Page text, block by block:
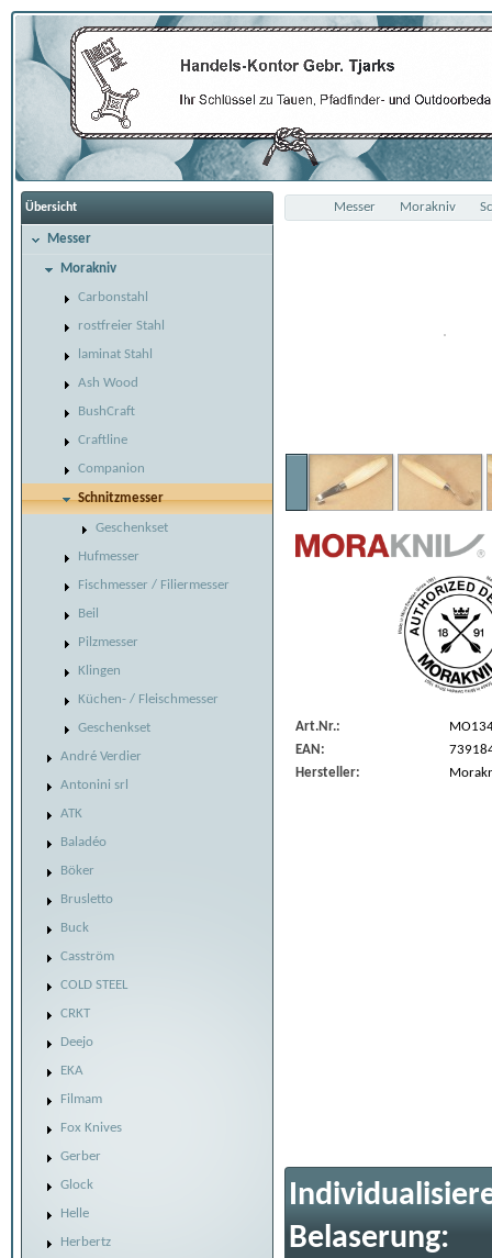
Übersicht
Messer
Morakniv
Carbonstahl
rostfreier Stahl
laminat Stahl
Ash Wood
BushCraft
Craftline
Companion
Schnitzmesser
Geschenkset
Hufmesser
Fischmesser / Filiermesser
Beil
Pilzmesser
Klingen
Küchen- / Fleischmesser
Geschenkset
André Verdier
Antonini srl
ATK
Baladéo
Böker
Brusletto
Buck
Casström
COLD STEEL
CRKT
Deejo
EKA
Filmam
Fox Knives
Gerber
Glock
Helle
Herbertz
Messer Morakniv
Art.Nr.:
EAN:
Hersteller:
Belaserung: